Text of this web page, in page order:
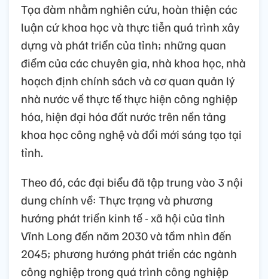
Tọa đàm nhằm nghiên cứu, hoàn thiện các
luận cứ khoa học và thực tiễn quá trình xây
dựng và phát triển của tỉnh; những quan
điểm của các chuyên gia, nhà khoa học, nhà
hoạch định chính sách và cơ quan quản lý
nhà nước về thực tế thực hiện công nghiệp
hóa, hiện đại hóa đất nước trên nền tảng
khoa học công nghệ và đổi mới sáng tạo tại
tỉnh.
Theo đó, các đại biểu đã tập trung vào 3 nội
dung chính về: Thực trạng và phương
hướng phát triển kinh tế - xã hội của tỉnh
Vĩnh Long đến năm 2030 và tầm nhìn đến
2045; phương hướng phát triển các ngành
công nghiệp trong quá trình công nghiệp